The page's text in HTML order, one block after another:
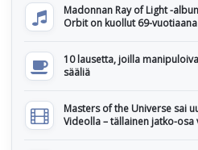
Madonnan Ray of Light -
Orbit on kuollut 69-vuotiaana
10 lausetta, joilla
sääliä
Masters of the Universe sai
Videolla – tällainen jatko-osa